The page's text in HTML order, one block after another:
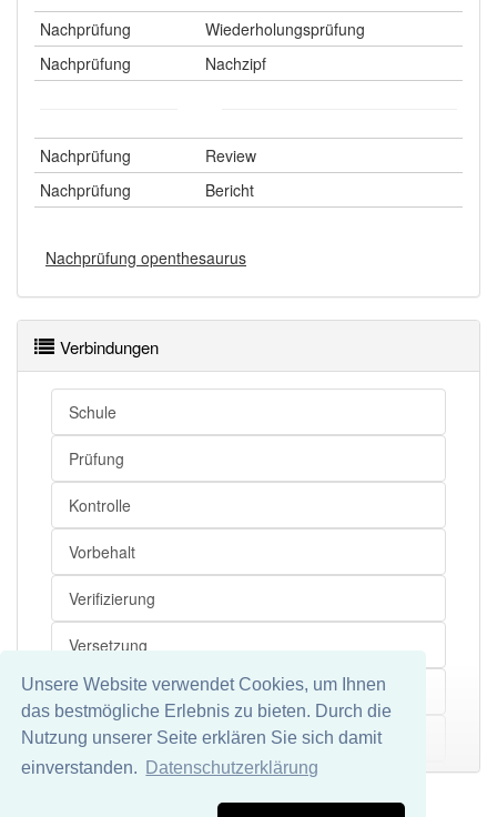
Unsere Website verwendet Cookies, um Ihnen
das bestmögliche Erlebnis zu bieten. Durch die
Nutzung unserer Seite erklären Sie sich damit
einverstanden.
Datenschutzerklärung
Nachprüfung
Wiederholungsprüfung
Nachprüfung
Nachzipf
Nachprüfung
Review
Nachprüfung
Bericht
Nachprüfung openthesaurus
Verbindungen
Schule
Prüfung
Kontrolle
Vorbehalt
Verifizierung
Versetzung
Schulklasse
Steuerfestsetzung Mehr
Datenschutz